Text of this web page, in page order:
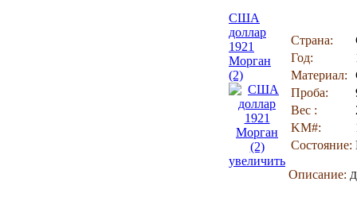
США
доллар
1921
Морган
(2)
увеличить
Страна:
Год:
Материал:
Проба:
Вес :
KM#:
Состояние:
Описание: